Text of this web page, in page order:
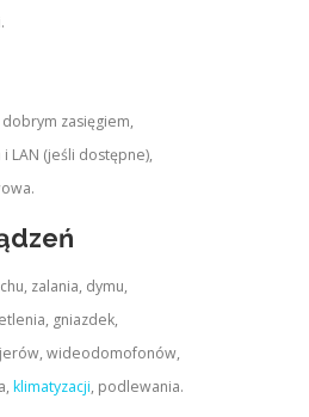
zasięgiem,
LAN (jeśli dostępne),
zalania, dymu,
gniazdek,
wideodomofonów,
klimatyzacji, podlewania.